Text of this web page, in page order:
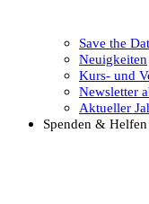
Save the
Neuigkeiten
Kurs- und
Newsletter
Aktueller
Spenden & Helfen